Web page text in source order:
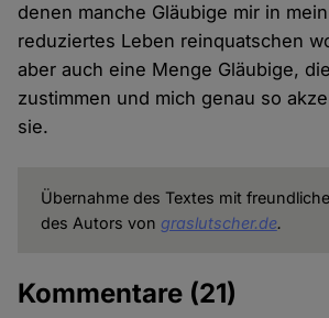
denen manche Gläubige mir in
reduziertes Leben reinquatschen
aber auch eine Menge Gläubige,
zustimmen und mich genau so
sie.
Übernahme des Textes mit
des Autors von graslutscher.de.
Kommentare (21)